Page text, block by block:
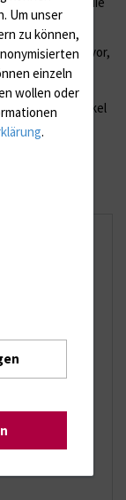
zu leiten.
Förderung hervor,
in der
und von der
zum Artikel
Um unser
zu können,
einzeln
wollen oder
.